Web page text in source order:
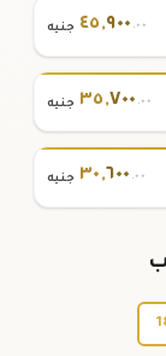
٤٥,٩٠٠ .٠٠ جنيه
٣٥,٧٠٠ .٠٠ جنيه
٣٠,٦٠٠ .٠٠ جنيه